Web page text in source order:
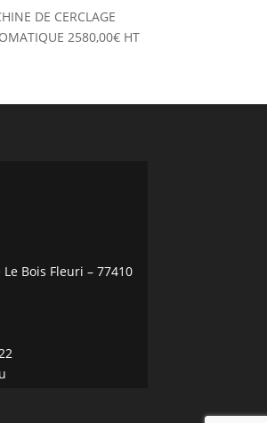
DE CERCLAGE
2580,00€ HT
Bois Fleuri – 77410